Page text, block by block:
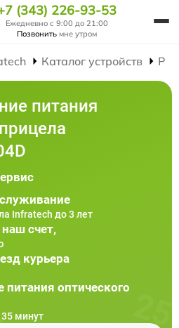
(343) 226-93-53
Ежедневно с 9:00 до 21:00
Позвонить мне утром
Каталог устройств
питания
Infratech до 3 лет
счет,
курьера
питания оптического
35 минут